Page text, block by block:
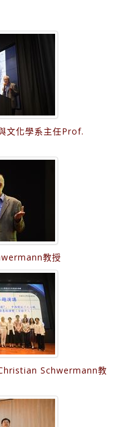
文化學系主任Prof.
教授
Schwermann教